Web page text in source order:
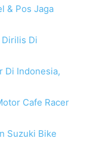
& Pos Jaga
Dirilis Di
Di Indonesia,
Cafe Racer
Suzuki Bike